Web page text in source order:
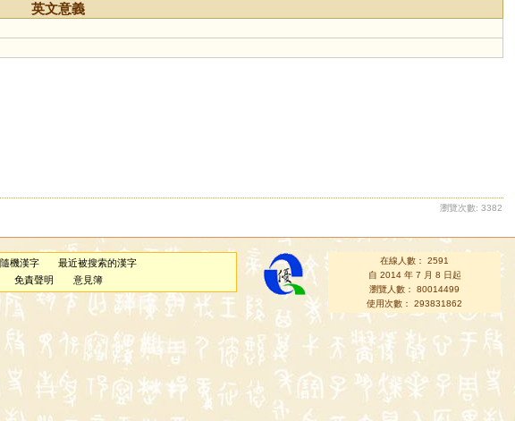
英文意義
瀏覽次數: 3382
隨機漢字
最近被搜索的漢字
免責聲明 意見簿
在線人數： 2591
自 2014 年 7 月 8 日起
瀏覽人數： 80014499
使用次數： 293831862